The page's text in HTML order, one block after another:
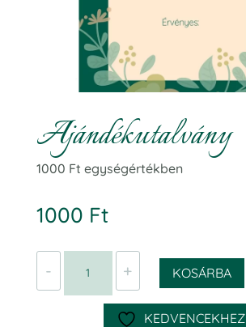
Ajándékutalvány
1000 Ft egységértékben
1000 Ft
-
Ajándékutalvány
+ KOSÁRBA
KEDVENCEKHEZ